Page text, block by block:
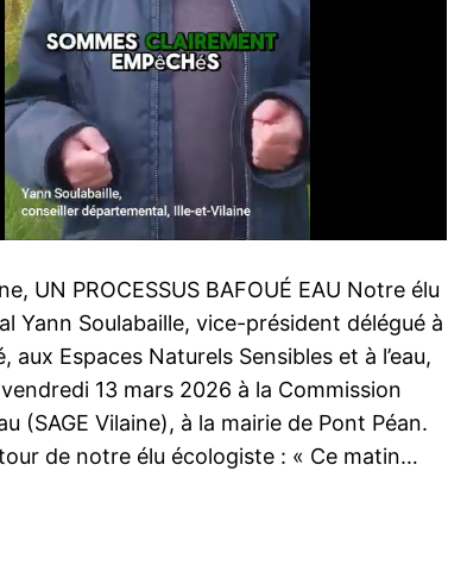
UN PROCESSUS BAFOUÉ EAU Notre élu
Yann Soulabaille, vice-président délégué à
aux Espaces Naturels Sensibles et à l’eau,
13 mars 2026 à la Commission
(SAGE Vilaine), à la mairie de Pont Péan.
de notre élu écologiste : « Ce matin…